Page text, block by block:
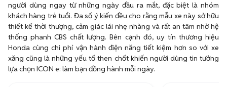
người dùng ngay từ những ngày đầu ra mắt, đặc biệt là nhóm
khách hàng trẻ tuổi. Đa số ý kiến đều cho rằng mẫu xe này sở hữu
thiết kế thời thượng, cảm giác lái nhẹ nhàng và rất an tâm nhờ hệ
thống phanh CBS chất lượng. Bên cạnh đó, uy tín thương hiệu
Honda cùng chi phí vận hành điện năng tiết kiệm hơn so với xe
xăng cũng là những yếu tố then chốt khiến người dùng tin tưởng
lựa chọn ICON e: làm bạn đồng hành mỗi ngày.